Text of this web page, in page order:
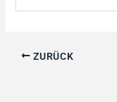
ZURÜCK